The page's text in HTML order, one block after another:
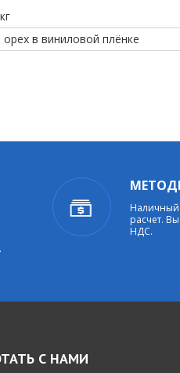
в виниловой плёнке
расчет.
НДС.
С НАМИ